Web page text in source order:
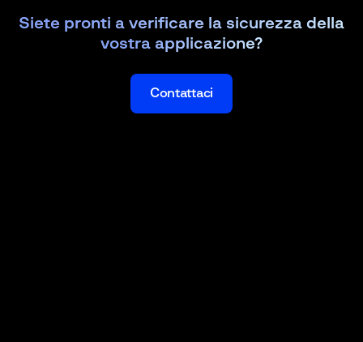
Siete pronti a verificare la sicurezza della
vostra applicazione?
Contattaci